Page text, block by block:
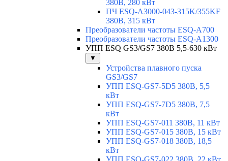
380В, 280 кВт
ПЧ ESQ-A3000-043-315K/355KF
380В, 315 кВт
Преобразователи частоты ESQ-A700
Преобразователи частоты ESQ-A1300
УПП ESQ GS3/GS7 380В 5,5-630 кВт
▼
Устройства плавного пуска
GS3/GS7
УПП ESQ-GS7-5D5 380В, 5,5
кВт
УПП ESQ-GS7-7D5 380В, 7,5
кВт
УПП ESQ-GS7-011 380В, 11 кВт
УПП ESQ-GS7-015 380В, 15 кВт
УПП ESQ-GS7-018 380В, 18,5
кВт